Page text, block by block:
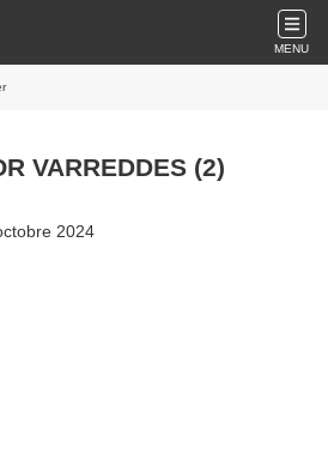
MENU
VARREDDES (2)
2024